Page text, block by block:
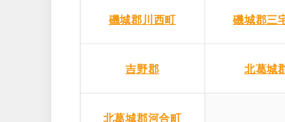
磯城郡川西町 磯城郡三
吉野郡 北葛城
北葛城郡河合町